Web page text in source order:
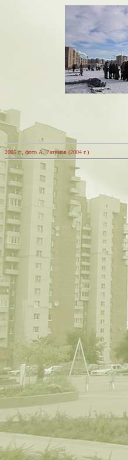
2005 г., фото А. Разумов (2004 г.)